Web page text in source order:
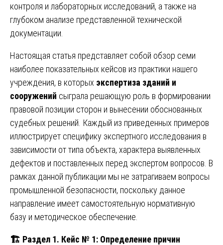
контроля и лабораторных исследований, а также на
глубоком анализе представленной технической
документации.
Настоящая статья представляет собой обзор семи
наиболее показательных кейсов из практики нашего
учреждения, в которых экспертиза зданий и
сооружений сыграла решающую роль в формировании
правовой позиции сторон и вынесении обоснованных
судебных решений. Каждый из приведенных примеров
иллюстрирует специфику экспертного исследования в
зависимости от типа объекта, характера выявленных
дефектов и поставленных перед экспертом вопросов. В
рамках данной публикации мы не затрагиваем вопросы
промышленной безопасности, поскольку данное
направление имеет самостоятельную нормативную
базу и методическое обеспечение.
🏗️ Раздел 1. Кейс № 1: Определение причин